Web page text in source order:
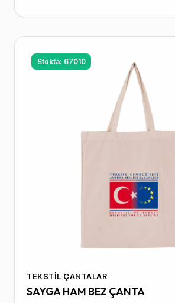
Stokta: 67010
TEKSTIL ÇANTALAR
SAYGA HAM BEZ ÇANTA